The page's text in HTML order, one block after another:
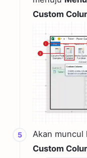
Custom
Akan muncul
Custom